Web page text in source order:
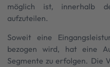
möglich ist, innerhalb
aufzuteilen.
Soweit eine
bezogen wird, hat eine
Segmente zu erfolgen. Die